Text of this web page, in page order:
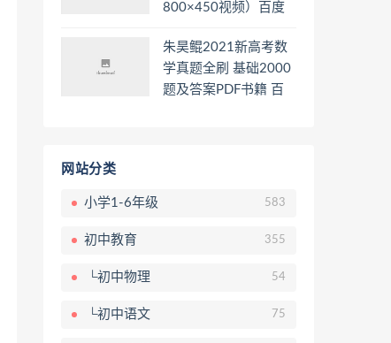
800×450视频）百度
朱昊鲲2021新高考数
学真题全刷 基础2000
题及答案PDF书籍 百
网站分类
小学1-6年级 583
初中教育 355
└初中物理 54
└初中语文 75